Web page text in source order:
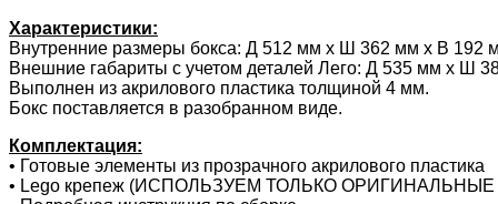
Характеристики:
Внутренние размеры бокса: Д 512 мм x Ш 362 мм x В 192
Внешние габариты с учетом деталей Лего: Д 535 мм х Ш
Выполнен из акрилового пластика толщиной 4 мм.
Бокс поставляется в разобранном виде.
Комплектация:
• Готовые элементы из прозрачного акрилового пластика
• Lego крепеж (ИСПОЛЬЗУЕМ ТОЛЬКО